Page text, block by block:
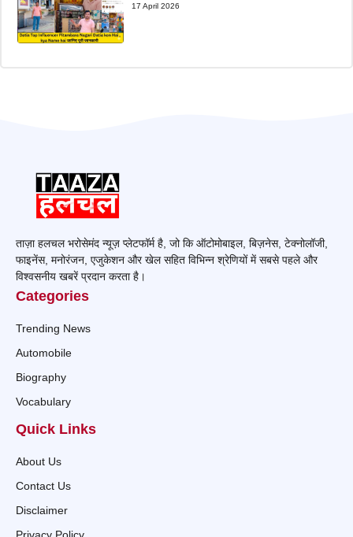
17 April 2026
ताज़ा हलचल भरोसेमंद न्यूज़ प्लेटफॉर्म है, जो कि ऑटोमोबाइल, बिज़नेस, टेक्नोलॉजी,
फाइनेंस, मनोरंजन, एजुकेशन और खेल सहित विभिन्न श्रेणियों में सबसे पहले और
विश्वसनीय खबरें प्रदान करता है।
Categories
Trending News
Automobile
Biography
Vocabulary
Quick Links
About Us
Contact Us
Disclaimer